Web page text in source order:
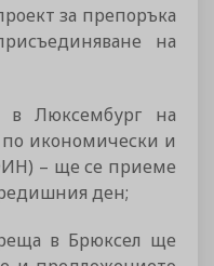
за препоръка
на
в Люксембург на
по икономически и
– ще се приеме
ден;
в Брюксел ще